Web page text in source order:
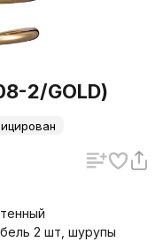
2/GOLD)
2 шт, шурупы